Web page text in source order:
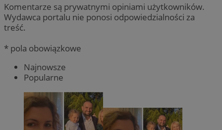
Komentarze są prywatnymi opiniami użytkowników.
Wydawca portalu nie ponosi odpowiedzialności za
treść.
* pola obowiązkowe
Najnowsze
Popularne